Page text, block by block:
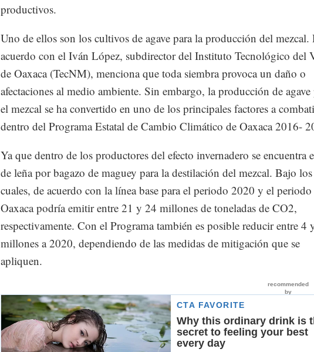
productivos.
Uno de ellos son los cultivos de agave para la producción del mezcal.
acuerdo con el Iván López, subdirector del Instituto Tecnológico del
de Oaxaca (TecNM), menciona que toda siembra provoca un daño o
afectaciones al medio ambiente. Sin embargo, la producción de agave
el mezcal se ha convertido en uno de los principales factores a
dentro del Programa Estatal de Cambio Climático de Oaxaca 2016-
Ya que dentro de los productores del efecto invernadero se encuentra
de leña por bagazo de maguey para la destilación del mezcal. Bajo los
cuales, de acuerdo con la línea base para el periodo 2020 y el
Oaxaca podría emitir entre 21 y 24 millones de toneladas de CO2,
respectivamente. Con el Programa también es posible reducir entre 4
millones a 2020, dependiendo de las medidas de mitigación que se
apliquen.